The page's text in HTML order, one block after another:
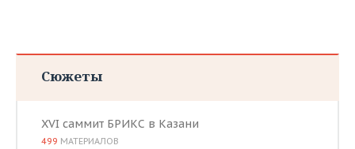
Сюжеты
XVI саммит БРИКС в Казани
499 МАТЕРИАЛОВ